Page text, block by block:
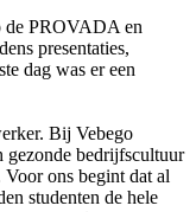
de PROVADA en
presentaties,
dag was er een
Bij Vebego
gezonde bedrijfscultuur
ons begint dat al
studenten de hele